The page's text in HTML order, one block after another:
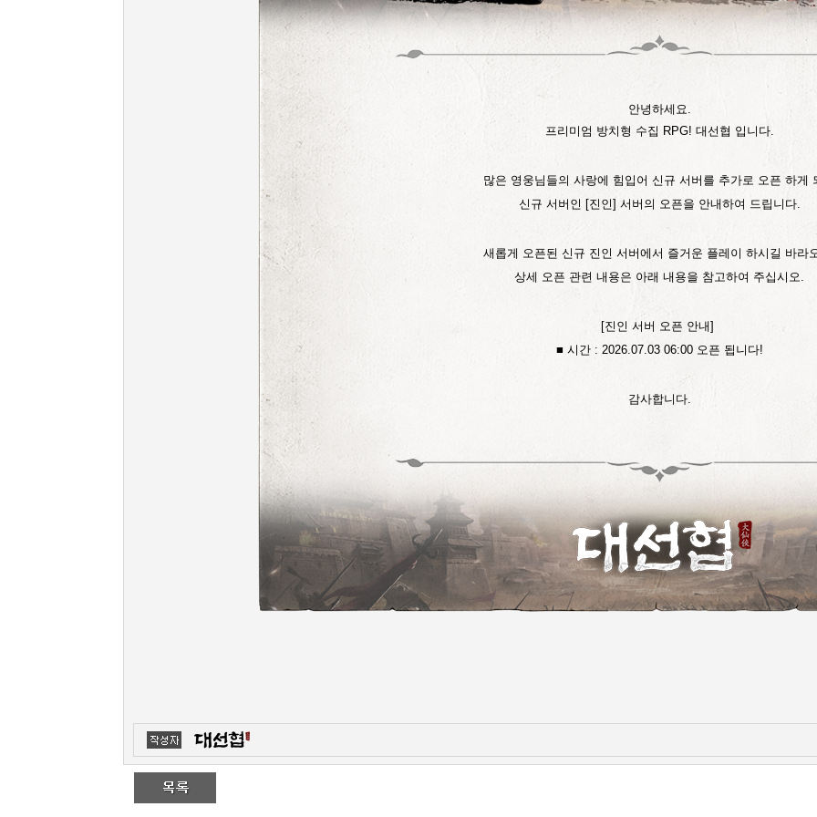
안녕하세요.
프리미엄 방치형 수집 RPG! 대선협 입니다.
많은 영웅님들의 사랑에 힘입어 신규 서버를 추가로 오픈 하게
신규 서버인 [진인] 서버의 오픈을 안내하여 드립니다.
새롭게 오픈된 신규 진인 서버에서 즐거운 플레이 하시길 바라
상세 오픈 관련 내용은 아래 내용을 참고하여 주십시오.
[진인 서버 오픈 안내]
■ 시간 : 2026.07.03 06:00 오픈 됩니다!
감사합니다.